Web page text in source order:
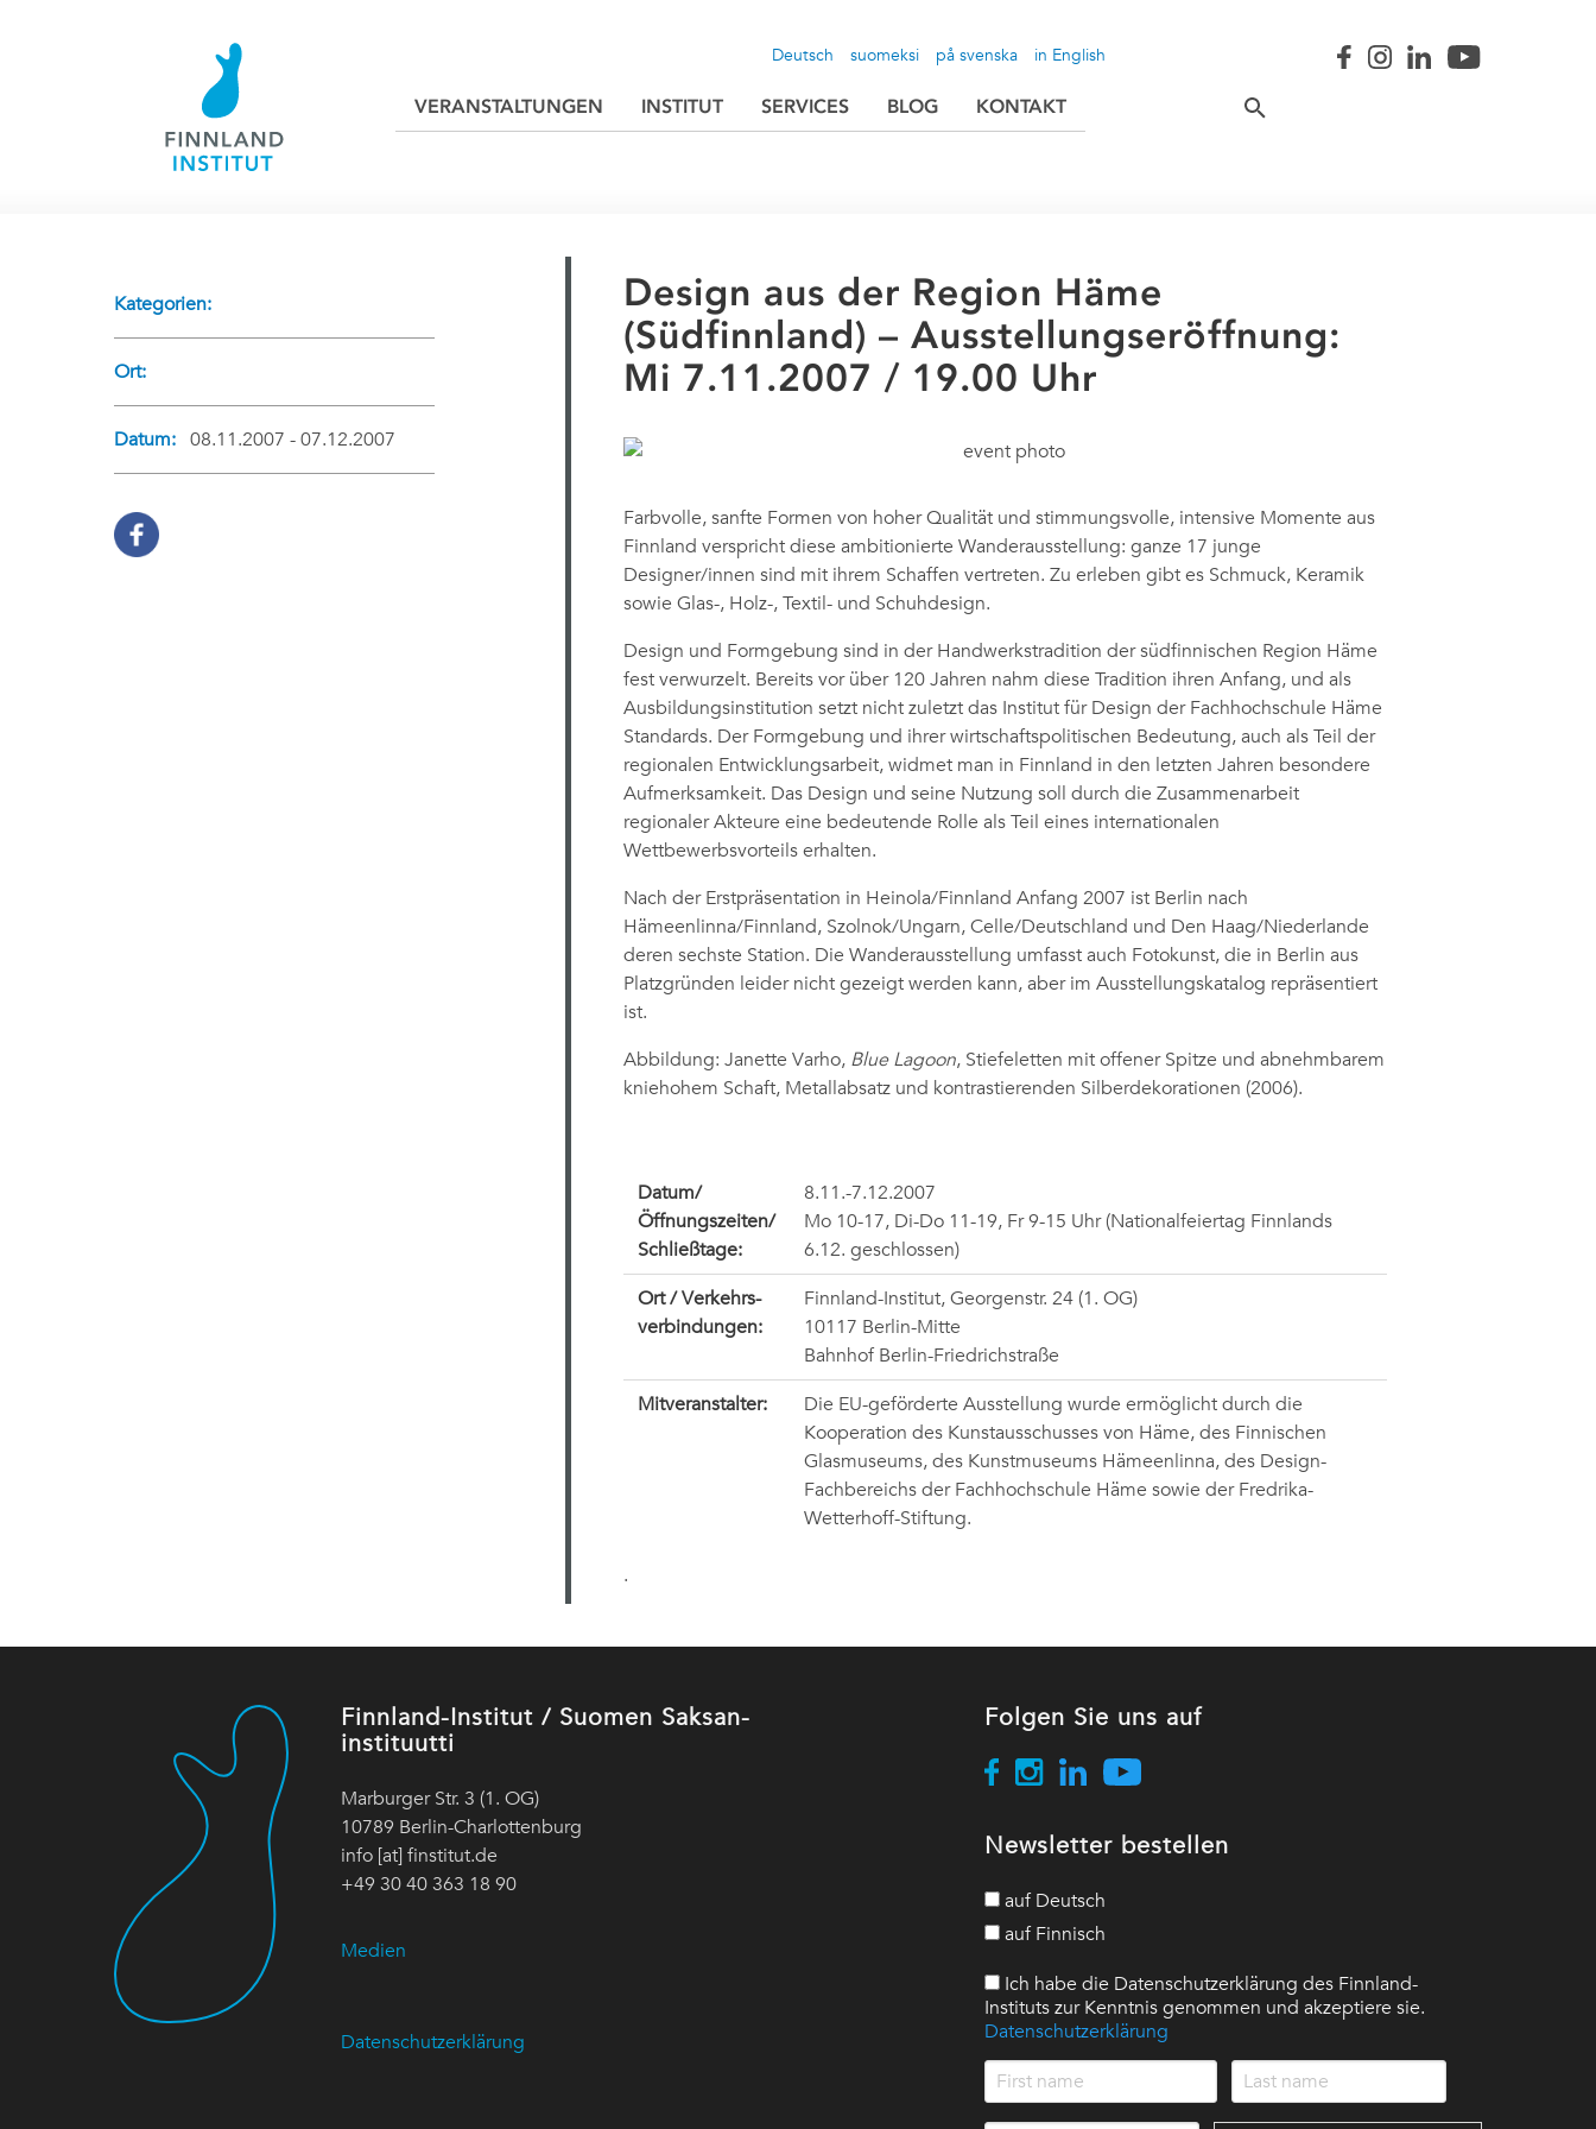
suomeksi
Deutsch på svenska in English
VERANSTALTUNGEN INSTITUT SERVICES BLOG KONTAKT
Kategorien:
Ort:
Datum: 08.11.2007 - 07.12.2007
Design aus der Region Häme
(Südfinnland) – Ausstellungseröffnung:
Mi 7.11.2007 / 19.00 Uhr
Farbvolle, sanfte Formen von hoher Qualität und stimmungsvolle, intensive Momente aus
Finnland verspricht diese ambitionierte Wanderausstellung: ganze 17 junge
Designer/innen sind mit ihrem Schaffen vertreten. Zu erleben gibt es Schmuck, Keramik
sowie Glas-, Holz-, Textil- und Schuhdesign.
Design und Formgebung sind in der Handwerkstradition der südfinnischen Region Häme
fest verwurzelt. Bereits vor über 120 Jahren nahm diese Tradition ihren Anfang, und als
Ausbildungsinstitution setzt nicht zuletzt das Institut für Design der Fachhochschule Häme
Standards. Der Formgebung und ihrer wirtschaftspolitischen Bedeutung, auch als Teil der
regionalen Entwicklungsarbeit, widmet man in Finnland in den letzten Jahren besondere
Aufmerksamkeit. Das Design und seine Nutzung soll durch die Zusammenarbeit
regionaler Akteure eine bedeutende Rolle als Teil eines internationalen
Wettbewerbsvorteils erhalten.
Nach der Erstpräsentation in Heinola/Finnland Anfang 2007 ist Berlin nach
Hämeenlinna/Finnland, Szolnok/Ungarn, Celle/Deutschland und Den Haag/Niederlande
deren sechste Station. Die Wanderausstellung umfasst auch Fotokunst, die in Berlin aus
Platzgründen leider nicht gezeigt werden kann, aber im Ausstellungskatalog repräsentiert
ist.
Abbildung: Janette Varho, Blue Lagoon, Stiefeletten mit offener Spitze und abnehmbarem
kniehohem Schaft, Metallabsatz und kontrastierenden Silberdekorationen (2006).
Datum/
Öffnungszeiten/
Schließtage:
8.11.-7.12.2007
Mo 10-17, Di-Do 11-19, Fr 9-15 Uhr (Nationalfeiertag Finnlands
6.12. geschlossen)
Ort / Verkehrs-
verbindungen:
Finnland-Institut, Georgenstr. 24 (1. OG)
10117 Berlin-Mitte
Bahnhof Berlin-Friedrichstraße
Mitveranstalter:
Die EU-geförderte Ausstellung wurde ermöglicht durch die
Kooperation des Kunstausschusses von Häme, des Finnischen
Glasmuseums, des Kunstmuseums Hämeenlinna, des Design-
Fachbereichs der Fachhochschule Häme sowie der Fredrika-
Wetterhoff-Stiftung.
.
Finnland-Institut / Suomen Saksan-
instituutti
Marburger Str. 3 (1. OG)
10789 Berlin-Charlottenburg
info [at] finstitut.de
+49 30 40 363 18 90
Medien
Datenschutzerklärung
Folgen Sie uns auf
Newsletter bestellen
auf Deutsch
auf Finnisch
Ich habe die Datenschutzerklärung des Finnland-
Instituts zur Kenntnis genommen und akzeptiere sie.
Datenschutzerklärung